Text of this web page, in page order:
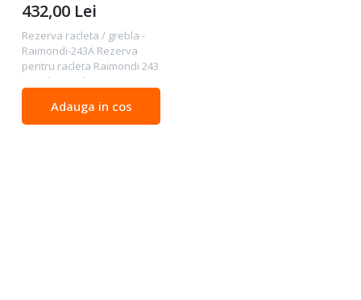
Rezerva racleta / grebla -
Raimondi-243A Rezerva
pentru racleta Raimondi 243
(suruburi incluse)
432,00 Lei
Adauga in cos